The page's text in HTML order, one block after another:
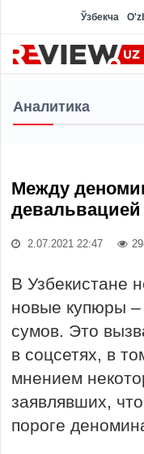
Ўзбекча
Аналитика
Между
девальвацией
2.07.2021 22:47
В Узбекистане
новые купюры –
сумов. Это
в соцсетях, в
мнением
заявлявших,
пороге